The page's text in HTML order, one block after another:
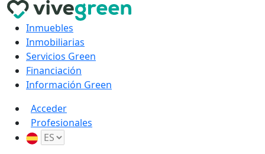
Inmuebles
Inmobiliarias
Servicios Green
Financiación
Información Green
Acceder
Profesionales